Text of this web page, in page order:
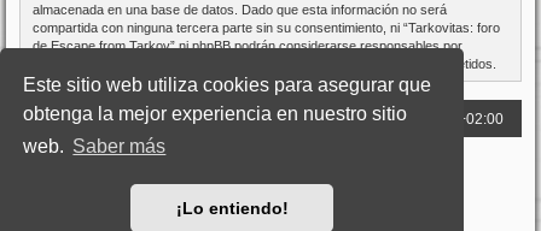
Este sitio web utiliza cookies para asegurar que
obtenga la mejor experiencia en nuestro sitio
web. Saber más
¡Lo entiendo!
almacenada en una base de datos. Dado que esta información no será
compartida con ninguna tercera parte sin su consentimiento, ni “Tarkovitas: foro
de Escape from Tarkov” ni phpBB podrán considerarse responsables por
cualquier intento de hacking que conlleve a que los datos sean comprometidos.
Web Foro Todos los horarios son UTC+02:00
Desarrollado porphpBB
Términos y condiciones